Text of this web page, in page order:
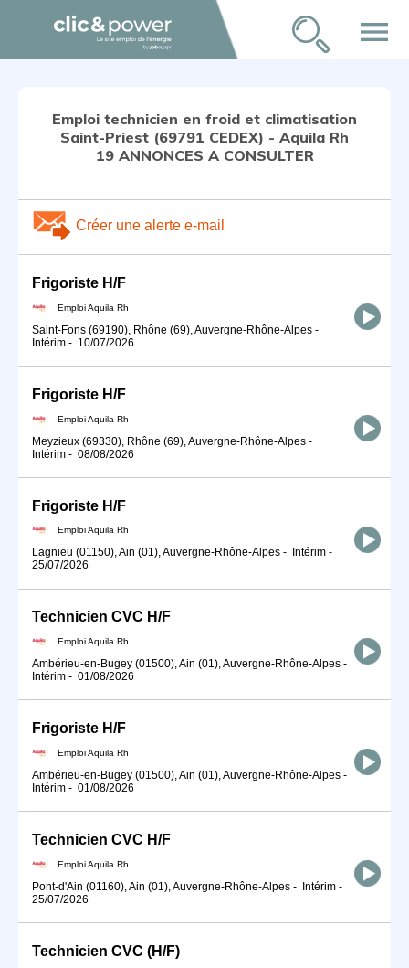
menu
Emploi technicien en froid et climatisation
Saint-Priest (69791 CEDEX) - Aquila Rh
19 ANNONCES A CONSULTER
Créer une alerte e-mail
Frigoriste H/F
Emploi Aquila Rh
Saint-Fons (69190), Rhône (69), Auvergne-Rhône-Alpes -
Intérim - 10/07/2026
Frigoriste H/F
Emploi Aquila Rh
Meyzieux (69330), Rhône (69), Auvergne-Rhône-Alpes -
Intérim - 08/08/2026
Frigoriste H/F
Emploi Aquila Rh
Lagnieu (01150), Ain (01), Auvergne-Rhône-Alpes - Intérim -
25/07/2026
Technicien CVC H/F
Emploi Aquila Rh
Ambérieu-en-Bugey (01500), Ain (01), Auvergne-Rhône-Alpes -
Intérim - 01/08/2026
Frigoriste H/F
Emploi Aquila Rh
Ambérieu-en-Bugey (01500), Ain (01), Auvergne-Rhône-Alpes -
Intérim - 01/08/2026
Technicien CVC H/F
Emploi Aquila Rh
Pont-d'Ain (01160), Ain (01), Auvergne-Rhône-Alpes - Intérim -
25/07/2026
Technicien CVC (H/F)